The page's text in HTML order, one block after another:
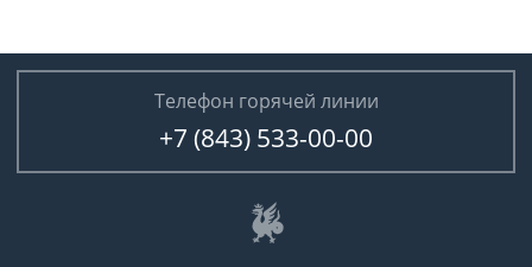
Телефон горячей линии
+7 (843) 533-00-00